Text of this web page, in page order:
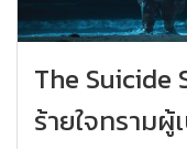
The Suicide
ร้ายใจทรามผู้